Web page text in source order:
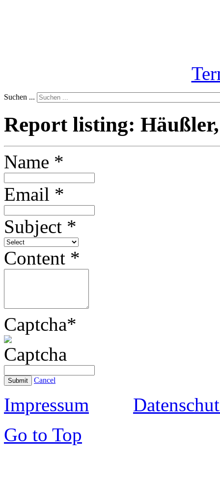
Suchen ...
Report listing:
Name *
Email *
Subject *
Content *
Captcha*
Submit Cancel
Impressum
Go to Top